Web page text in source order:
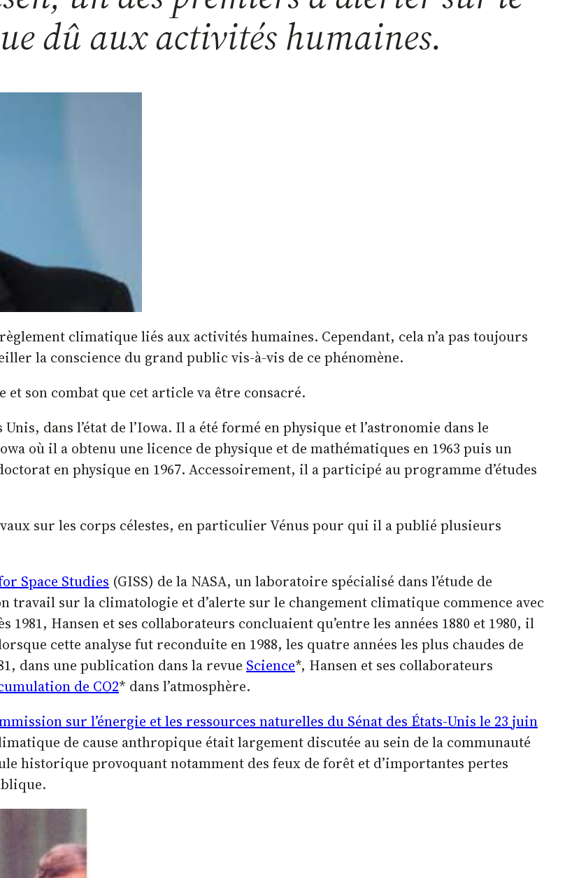
dû aux activités humaines.
climatique liés aux activités humaines. Cependant, cela n’a pas toujours
la conscience du grand public vis-à-vis de ce phénomène.
et son combat que cet article va être consacré.
dans l’état de l’Iowa. Il a été formé en physique et l’astronomie dans le
où il a obtenu une licence de physique et de mathématiques en 1963 puis un
en physique en 1967. Accessoirement, il a participé au programme d’études
sur les corps célestes, en particulier Vénus pour qui il a publié plusieurs
Space Studies (GISS) de la NASA, un laboratoire spécialisé dans l’étude de
travail sur la climatologie et d’alerte sur le changement climatique commence avec
Hansen et ses collaborateurs concluaient qu’entre les années 1880 et 1980, il
cette analyse fut reconduite en 1988, les quatre années les plus chaudes de
dans une publication dans la revue Science*, Hansen et ses collaborateurs
de CO2* dans l’atmosphère.
sur l’énergie et les ressources naturelles du Sénat des États-Unis le 23 juin
de cause anthropique était largement discutée au sein de la communauté
historique provoquant notamment des feux de forêt et d’importantes pertes